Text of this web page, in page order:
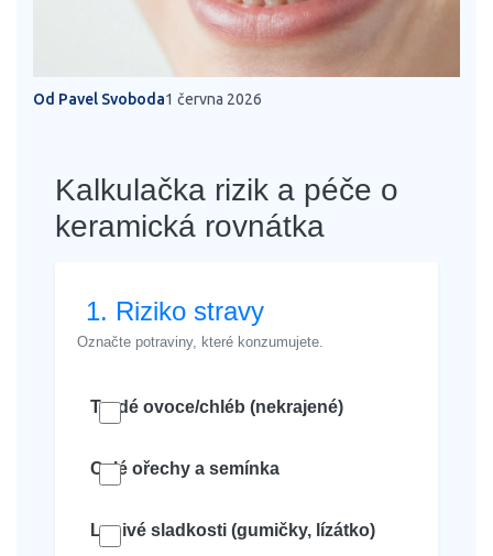
Od Pavel Svoboda1 června 2026
Kalkulačka rizik a péče o
keramická rovnátka
1. Riziko stravy
Označte potraviny, které konzumujete.
Tvrdé ovoce/chléb (nekrajené)
Celé ořechy a semínka
Lepivé sladkosti (gumičky, lízátko)